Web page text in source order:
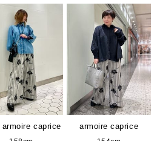
armoire caprice armoire caprice